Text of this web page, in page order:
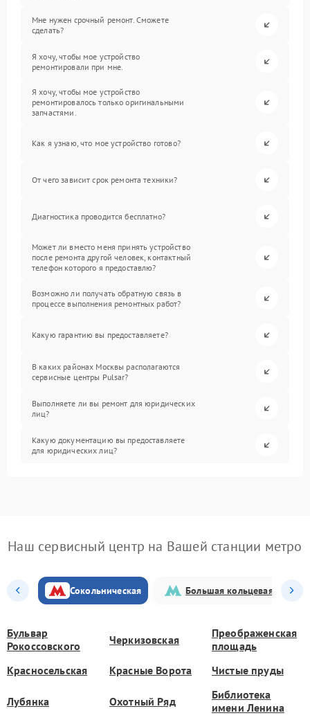
Мне нужен срочный ремонт. Сможете
сделать?
Я хочу, чтобы мое устройство
ремонтировали при мне.
Я хочу, чтобы мое устройство
ремонтировалось только оригинальными
запчастями.
Как я узнаю, что мое устройство готово?
От чего зависит срок ремонта техники?
Диагностика проводится бесплатно?
Может ли вместо меня принять устройство
после ремонта другой человек, контактный
телефон которого я предоставлю?
Возможно ли получать обратную связь в
процессе выполнения ремонтных работ?
Какую гарантию вы предоставляете?
В каких районах Москвы располагаются
сервисные центры Pulsar?
Выполняете ли вы ремонт для юридических
лиц?
Какую документацию вы предоставляете
для юридических лиц?
Наш сервисный центр на Вашей станции метро
Сокольническая Большая кольцевая
Бульвар
Рокоссовского
Черкизовская
Преображенская
площадь
Красносельская
Красные Ворота Чистые пруды
Лубянка Охотный Ряд
Библиотека
имени Ленина